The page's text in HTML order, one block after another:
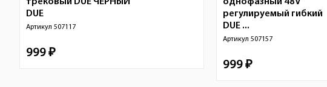
DUE
Артикул 507117
999 ₽
регулируемый гибкий
DUE ...
Артикул 507157
999 ₽